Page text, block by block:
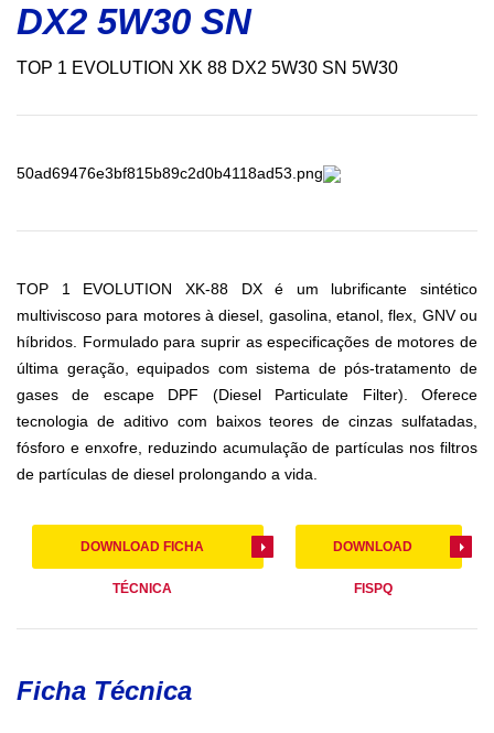
DX2 5W30 SN
TOP 1 EVOLUTION XK 88 DX2 5W30 SN 5W30
50ad69476e3bf815b89c2d0b4118ad53.png
TOP 1 EVOLUTION XK-88 DX é um lubrificante sintético
multiviscoso para motores à diesel, gasolina, etanol, flex, GNV ou
híbridos. Formulado para suprir as especificações de motores de
última geração, equipados com sistema de pós-tratamento de
gases de escape DPF (Diesel Particulate Filter). Oferece
tecnologia de aditivo com baixos teores de cinzas sulfatadas,
fósforo e enxofre, reduzindo acumulação de partículas nos filtros
de partículas de diesel prolongando a vida.
DOWNLOAD FICHA
TÉCNICA
DOWNLOAD
FISPQ
Ficha Técnica